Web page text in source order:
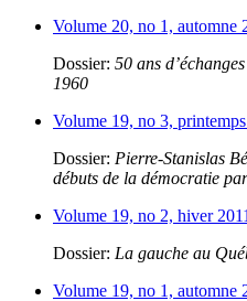
Volume 20, no 1, automne
Dossier: 50 ans
1960
Volume 19, no 3,
Dossier: Pierre-Stanislas
débuts de la démocratie
Volume 19, no 2, hiver
Dossier: La gauche au
Volume 19, no 1, automne